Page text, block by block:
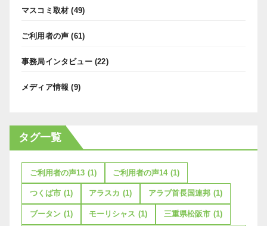
マスコミ取材 (49)
ご利用者の声 (61)
事務局インタビュー(22)
メディア情報 (9)
タグ一覧
ご利用者の声13 (1) ご利用者の声14 (1)
つくば市 (1) アラスカ (1) アラブ首長国連邦 (1)
ブータン (1) モーリシャス (1) 三重県松阪市 (1)